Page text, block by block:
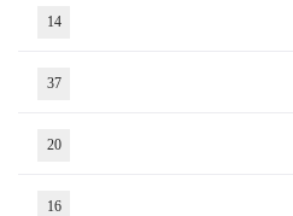
14
37
20
16